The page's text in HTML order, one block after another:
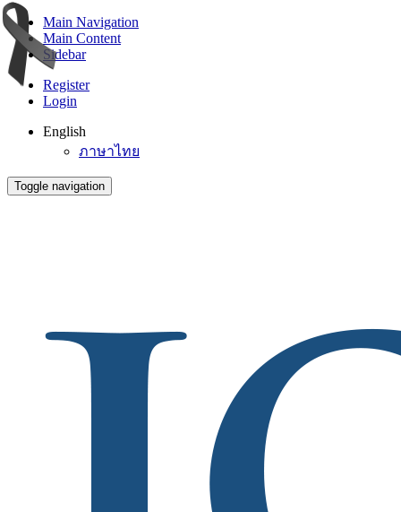
Main Navigation
Main Content
Sidebar
Register
Login
English
ภาษาไทย
Toggle navigation